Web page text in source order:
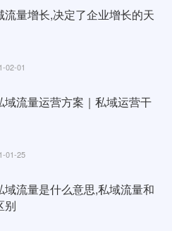
流量增长,决定了企业增长的天
02-01
域流量运营方案｜私域运营干
01-25
域流量是什么意思,私域流量和
别